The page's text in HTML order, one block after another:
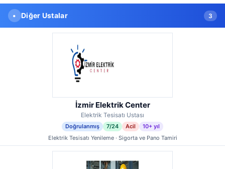
• Diğer Ustalar 3
İzmir Elektrik Center
Elektrik Tesisatı Ustası
Doğrulanmış 7/24 Acil
10+ yıl
Elektrik Tesisatı Yenileme · Sigorta ve Pano Tamiri